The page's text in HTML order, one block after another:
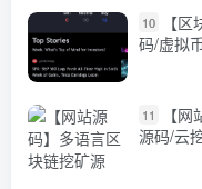
10
【
码/虚拟
11
【
源码/云